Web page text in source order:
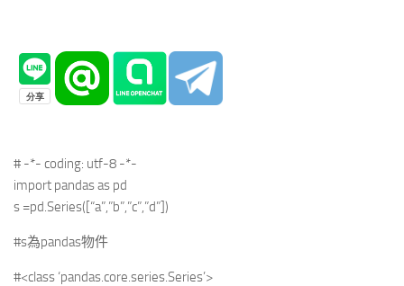
# -*- coding: utf-8 -*-
import pandas as pd
s =pd.Series([“a”,”b”,”c”,”d”])
#s為pandas物件
#<class ‘pandas.core.series.Series’>